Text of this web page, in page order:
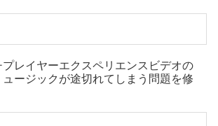
レイヤーエクスペリエンスビデオの
ージックが途切れてしまう問題を修